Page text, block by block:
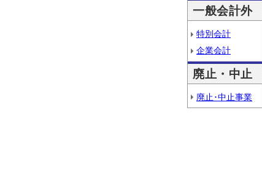
一般会計外
特別会計
企業会計
廃止・中止
廃止･中止事業